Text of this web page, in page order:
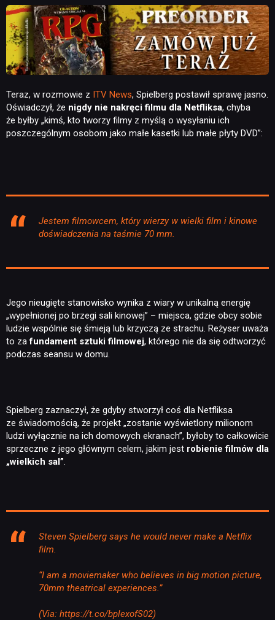
Teraz, w rozmowie z ITV News, Spielberg postawił sprawę jasno.
Oświadczył, że nigdy nie nakręci filmu dla Netfliksa, chyba
że byłby „kimś, kto tworzy filmy z myślą o wysyłaniu ich
poszczególnym osobom jako małe kasetki lub małe płyty DVD”:
Jestem filmowcem, który wierzy w wielki film i kinowe
doświadczenia na taśmie 70 mm.
Jego nieugięte stanowisko wynika z wiary w unikalną energię
„wypełnionej po brzegi sali kinowej” – miejsca, gdzie obcy sobie
ludzie wspólnie się śmieją lub krzyczą ze strachu. Reżyser uważa
to zafundament sztuki filmowej, którego nie da się odtworzyć
podczas seansu w domu.
Spielberg zaznaczył, że gdyby stworzył coś dla Netfliksa
ze świadomością, że projekt „zostanie wyświetlony milionom
ludzi wyłącznie na ich domowych ekranach”, byłoby to całkowicie
sprzeczne z jego głównym celem, jakim jest robienie filmów dla
„wielkich sal”.
Steven Spielberg says he would never make a Netflix
film.
“I am a moviemaker who believes in big motion picture,
70mm theatrical experiences.”
(Via: https://t.co/bplexofS02)